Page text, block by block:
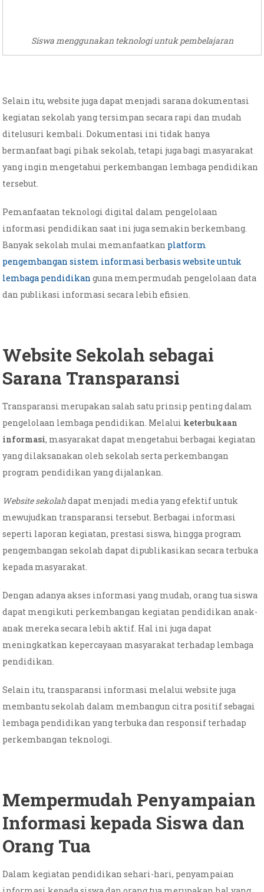
Siswa menggunakan teknologi untuk pembelajaran
Selain itu, website juga dapat menjadi sarana dokumentasi
kegiatan sekolah yang tersimpan secara rapi dan mudah
ditelusuri kembali. Dokumentasi ini tidak hanya
bermanfaat bagi pihak sekolah, tetapi juga bagi masyarakat
yang ingin mengetahui perkembangan lembaga pendidikan
tersebut.
Pemanfaatan teknologi digital dalam pengelolaan
informasi pendidikan saat ini juga semakin berkembang.
Banyak sekolah mulai memanfaatkan platform
pengembangan sistem informasi berbasis website untuk
lembaga pendidikan guna mempermudah pengelolaan data
dan publikasi informasi secara lebih efisien.
Website Sekolah sebagai
Sarana Transparansi
Transparansi merupakan salah satu prinsip penting dalam
pengelolaan lembaga pendidikan. Melalui keterbukaan
informasi, masyarakat dapat mengetahui berbagai kegiatan
yang dilaksanakan oleh sekolah serta perkembangan
program pendidikan yang dijalankan.
Website sekolahdapat menjadi media yang efektif untuk
mewujudkan transparansi tersebut. Berbagai informasi
seperti laporan kegiatan, prestasi siswa, hingga program
pengembangan sekolah dapat dipublikasikan secara terbuka
kepada masyarakat.
Dengan adanya akses informasi yang mudah, orang tua siswa
dapat mengikuti perkembangan kegiatan pendidikan anak-
anak mereka secara lebih aktif. Hal ini juga dapat
meningkatkan kepercayaan masyarakat terhadap lembaga
pendidikan.
Selain itu, transparansi informasi melalui website juga
membantu sekolah dalam membangun citra positif sebagai
lembaga pendidikan yang terbuka dan responsif terhadap
perkembangan teknologi.
Mempermudah Penyampaian
Informasi kepada Siswa dan
Orang Tua
Dalam kegiatan pendidikan sehari-hari, penyampaian